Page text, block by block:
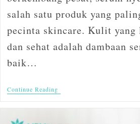
salah satu produk yang
pecinta skincare. Kulit yang
dan sehat adalah dambaan
baik…
Continue Reading